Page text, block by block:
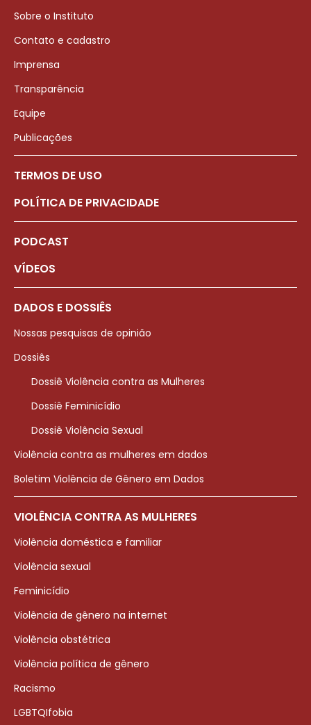
Sobre o Instituto
Contato e cadastro
Imprensa
Transparência
Equipe
Publicações
TERMOS DE USO
POLÍTICA DE PRIVACIDADE
PODCAST
VÍDEOS
DADOS E DOSSIÊS
Nossas pesquisas de opinião
Dossiês
Dossiê Violência contra as Mulheres
Dossiê Feminicídio
Dossiê Violência Sexual
Violência contra as mulheres em dados
Boletim Violência de Gênero em Dados
VIOLÊNCIA CONTRA AS MULHERES
Violência doméstica e familiar
Violência sexual
Feminicídio
Violência de gênero na internet
Violência obstétrica
Violência política de gênero
Racismo
LGBTQIfobia